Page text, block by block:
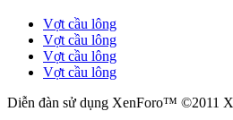
Vợt cầu lông
Vợt cầu lông
Vợt cầu lông
Vợt cầu lông
Diễn đàn sử dụng XenForo™ ©2011